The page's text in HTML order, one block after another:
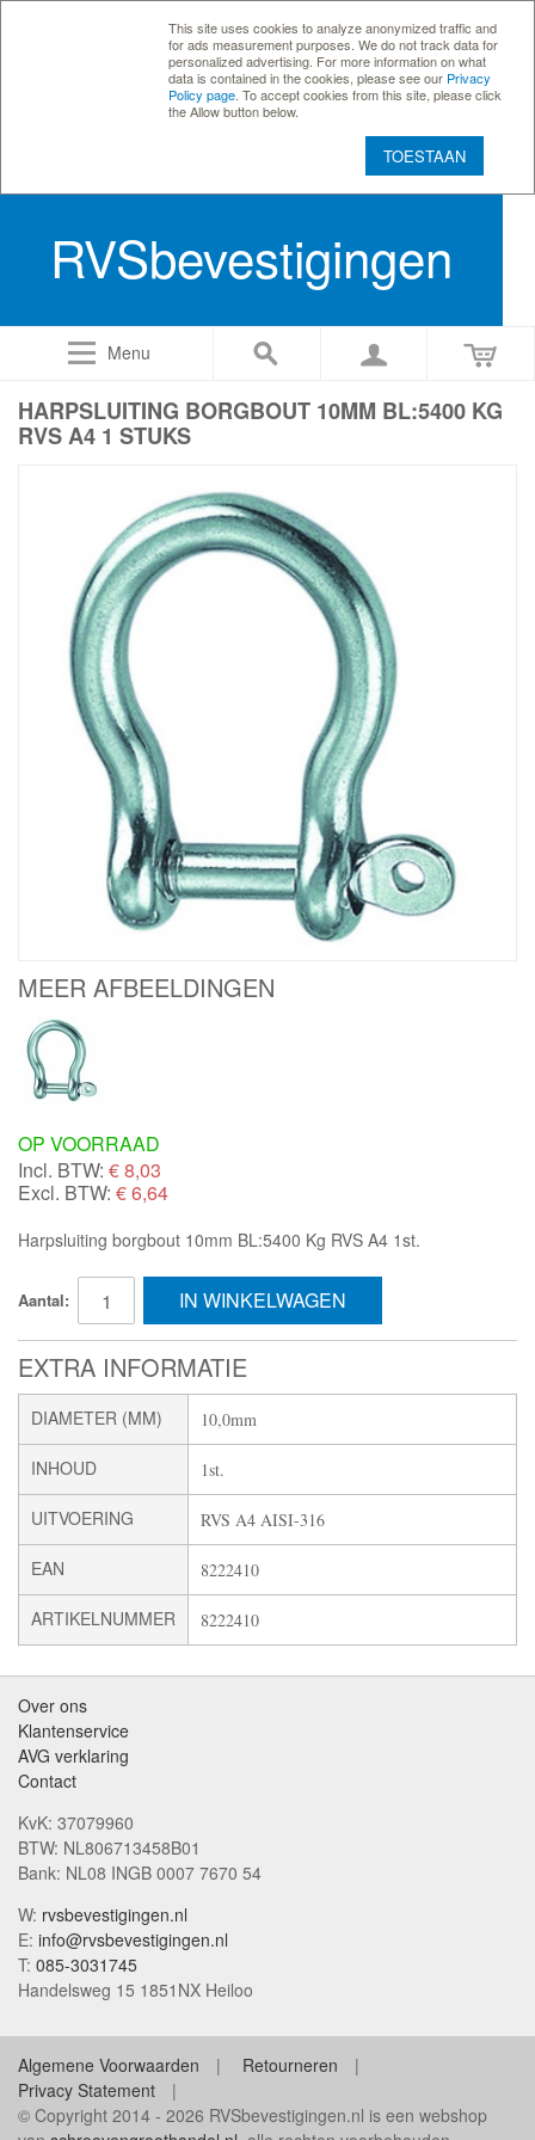
This site uses cookies to analyze anonymized traffic and
for ads measurement purposes. We do not track data for
personalized advertising. For more information on what
data is contained in the cookies, please see our Privacy
Policy page . To accept cookies from this site, please click
the Allow button below.
TOESTAAN
RVSbevestigingen
Menu
HARPSLUITING BORGBOUT 10MM BL:5400 KG
RVS A4 1 STUKS
MEER AFBEELDINGEN
OP VOORRAAD
Incl. BTW: €8,03
Excl. BTW: € 6,64
Harpsluiting borgbout 10mm BL:5400 Kg RVS A4 1st.
Aantal: IN WINKELWAGEN
EXTRA INFORMATIE
DIAMETER (MM) 10,0mm
INHOUD 1st.
UITVOERING RVS A4 AISI-316
EAN 8222410
ARTIKELNUMMER 8222410
Over ons
Klantenservice
AVG verklaring
Contact
KvK: 37079960
BTW: NL806713458B01
Bank: NL08 INGB 0007 7670 54
W: rvsbevestigingen.nl
E: info@rvsbevestigingen.nl
T: 085-3031745
Handelsweg 15 1851NX Heiloo
Algemene Voorwaarden
Retourneren
Privacy Statement
© Copyright 2014 - 2026 RVSbevestigingen.nl is een webshop